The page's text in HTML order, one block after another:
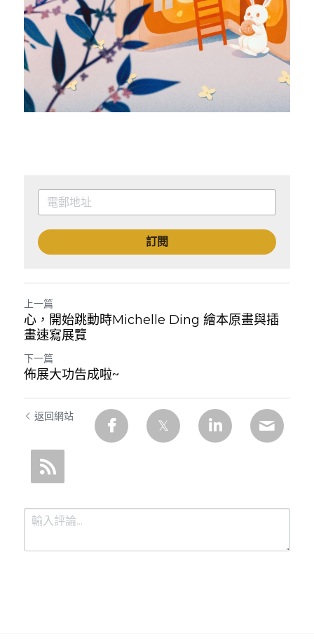
訂閱
上一篇
心，開始跳動時Michelle Ding 繪本原畫與插
畫速寫展覽
下一篇
佈展大功告成啦~
返回網站